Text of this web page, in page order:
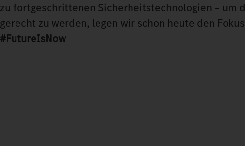
zu fortgeschrittenen Sicherheitstechnologien – um
gerecht zu werden, legen wir schon heute den
#FutureIsNow